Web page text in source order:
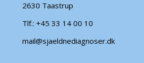
2630 Taastrup
Tlf.: +45 33 14 00 10
mail@sjaeldnediagnoser.dk